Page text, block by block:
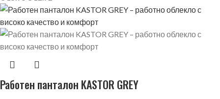
Работен панталон KASTOR GREY